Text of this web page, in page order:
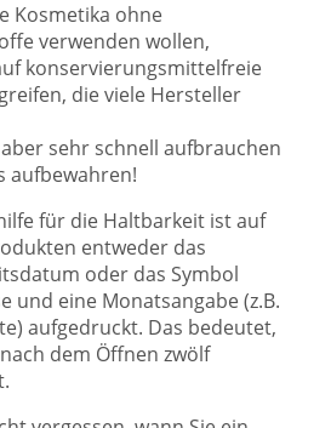
Kosmetika ohne
verwenden wollen,
konservierungsmittelfreie
die viele Hersteller
sehr schnell aufbrauchen
aufbewahren!
für die Haltbarkeit ist auf
entweder das
oder das Symbol
und eine Monatsangabe (z.B.
aufgedruckt. Das bedeutet,
dem Öffnen zwölf